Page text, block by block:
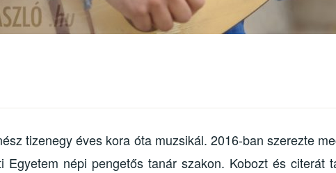
tizenegy éves kora óta muzsikál. 2016-ban szerezte
Egyetem népi pengetős tanár szakon. Kobozt és citerát